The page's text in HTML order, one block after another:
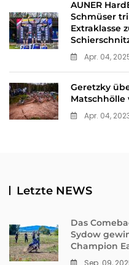
AUNER
Schmüser
Extraklasse
Apr. 04,
Geretzky
Matschhölle
Apr. 04,
Letzte NEWS
Das
Sydow
Champion
Sep. 09,